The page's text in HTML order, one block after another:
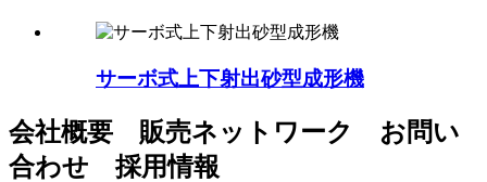
サーボ式上下射出砂型成形機
会社概要 販売ネットワーク お問い
合わせ 採用情報